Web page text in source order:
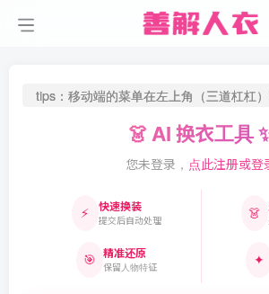
tips：移动端的菜单在左上角（三道杠杠
👗 AI 换衣工具
您未登录， 点此注册或登
⚡ 快速换装
提交后自动处理 👗
🎯 精准还原
保留人物特征 ✦